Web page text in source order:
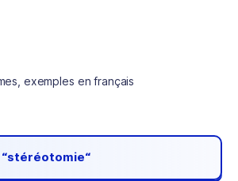
exemples en français
“stéréotomie“